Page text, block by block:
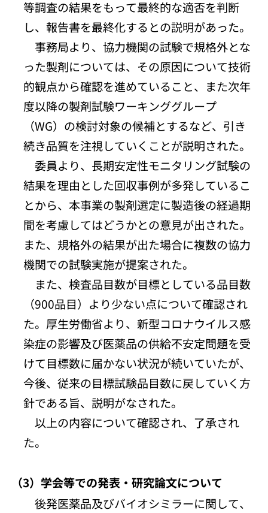
等調査の結果をもって最終的な適否を判断
し、報告書を最終化するとの説明があった。
事務局より、協力機関の試験で規格外とな
った製剤については、その原因について技術
的観点から確認を進めていること、また次年
度以降の製剤試験ワーキンググループ
（WG）の検討対象の候補とするなど、引き
続き品質を注視していくことが説明された。
委員より、長期安定性モニタリング試験の
結果を理由とした回収事例が多発しているこ
とから、本事業の製剤選定に製造後の経過期
間を考慮してはどうかとの意見が出された。
また、規格外の結果が出た場合に複数の協力
機関での試験実施が提案された。
また、検査品目数が目標としている品目数
（900品目）より少ない点について確認され
た。厚生労働省より、新型コロナウイルス感
染症の影響及び医薬品の供給不安定問題を受
けて目標数に届かない状況が続いていたが、
今後、従来の目標試験品目数に戻していく方
針である旨、説明がなされた。
以上の内容について確認され、了承され
た。
（3）学会等での発表・研究論文について
後発医薬品及びバイオシミラーに関して、